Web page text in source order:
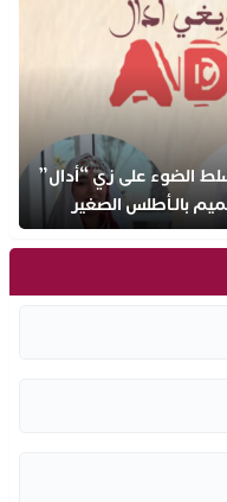
يسلط الضوء على زي “أدال”
بالـأطلس الصغير